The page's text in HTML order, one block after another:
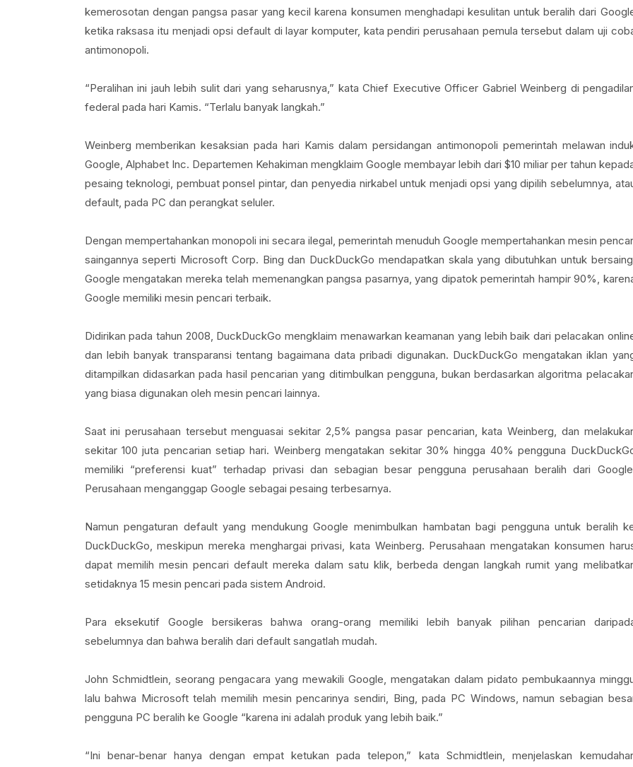
kemerosotan dengan pangsa pasar yang kecil karena konsumen menghadapi kesulitan untuk beralih dari
ketika raksasa itu menjadi opsi default di layar komputer, kata pendiri perusahaan pemula tersebut dalam uji
antimonopoli.
“Peralihan ini jauh lebih sulit dari yang seharusnya,” kata Chief Executive Officer Gabriel Weinberg di
federal pada hari Kamis. “Terlalu banyak langkah.”
Weinberg memberikan kesaksian pada hari Kamis dalam persidangan antimonopoli pemerintah melawan
Google, Alphabet Inc. Departemen Kehakiman mengklaim Google membayar lebih dari $10 miliar per tahun
pesaing teknologi, pembuat ponsel pintar, dan penyedia nirkabel untuk menjadi opsi yang dipilih sebelumnya,
default, pada PC dan perangkat seluler.
Dengan mempertahankan monopoli ini secara ilegal, pemerintah menuduh Google mempertahankan mesin
saingannya seperti Microsoft Corp. Bing dan DuckDuckGo mendapatkan skala yang dibutuhkan untuk
Google mengatakan mereka telah memenangkan pangsa pasarnya, yang dipatok pemerintah hampir 90%,
Google memiliki mesin pencari terbaik.
Didirikan pada tahun 2008, DuckDuckGo mengklaim menawarkan keamanan yang lebih baik dari pelacakan
dan lebih banyak transparansi tentang bagaimana data pribadi digunakan. DuckDuckGo mengatakan iklan
ditampilkan didasarkan pada hasil pencarian yang ditimbulkan pengguna, bukan berdasarkan algoritma
yang biasa digunakan oleh mesin pencari lainnya.
Saat ini perusahaan tersebut menguasai sekitar 2,5% pangsa pasar pencarian, kata Weinberg, dan
sekitar 100 juta pencarian setiap hari. Weinberg mengatakan sekitar 30% hingga 40% pengguna
memiliki “preferensi kuat” terhadap privasi dan sebagian besar pengguna perusahaan beralih dari
Perusahaan menganggap Google sebagai pesaing terbesarnya.
Namun pengaturan default yang mendukung Google menimbulkan hambatan bagi pengguna untuk beralih
DuckDuckGo, meskipun mereka menghargai privasi, kata Weinberg. Perusahaan mengatakan konsumen
dapat memilih mesin pencari default mereka dalam satu klik, berbeda dengan langkah rumit yang
setidaknya 15 mesin pencari pada sistem Android.
Para eksekutif Google bersikeras bahwa orang-orang memiliki lebih banyak pilihan pencarian
sebelumnya dan bahwa beralih dari default sangatlah mudah.
John Schmidtlein, seorang pengacara yang mewakili Google, mengatakan dalam pidato pembukaannya
lalu bahwa Microsoft telah memilih mesin pencarinya sendiri, Bing, pada PC Windows, namun sebagian
pengguna PC beralih ke Google “karena ini adalah produk yang lebih baik.”
“Ini benar-benar hanya dengan empat ketukan pada telepon,” kata Schmidtlein, menjelaskan